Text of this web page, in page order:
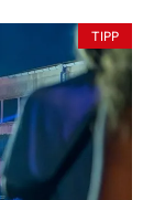
TIPP